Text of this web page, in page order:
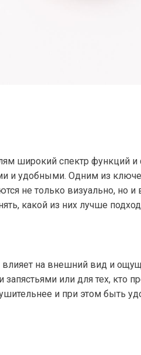
широкий спектр функций
и удобными. Одним из
не только визуально, но и
какой из них лучше
на внешний вид и
или для тех, кто
и при этом быть